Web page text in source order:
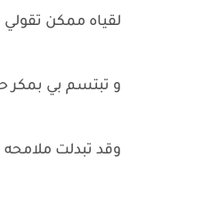
لقياه ممكن تقولي
و تبتسم بي بمكر
وقد تبدلت ملامحه